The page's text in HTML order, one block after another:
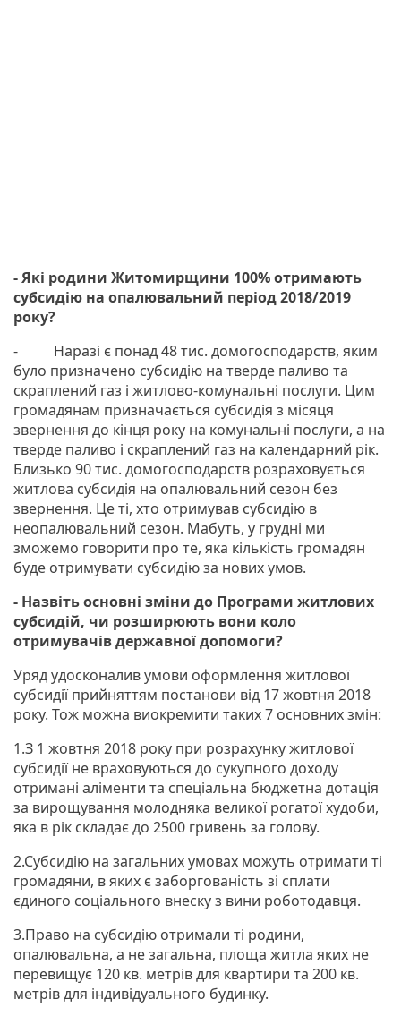
- Які родини Житомирщини 100% отримають
субсидію на опалювальний період 2018/2019
року?
- Наразі є понад 48 тис. домогосподарств, яким
було призначено субсидію на тверде паливо та
скраплений газ і житлово-комунальні послуги. Цим
громадянам призначається субсидія з місяця
звернення до кінця року на комунальні послуги, а на
тверде паливо і скраплений газ на календарний рік.
Близько 90 тис. домогосподарств розраховується
житлова субсидія на опалювальний сезон без
звернення. Це ті, хто отримував субсидію в
неопалювальний сезон. Мабуть, у грудні ми
зможемо говорити про те, яка кількість громадян
буде отримувати субсидію за нових умов.
- Назвіть основні зміни до Програми житлових
субсидій, чи розширюють вони коло
отримувачів державної допомоги?
Уряд удосконалив умови оформлення житлової
субсидії прийняттям постанови від 17 жовтня 2018
року. Тож можна виокремити таких 7 основних змін:
1.З 1 жовтня 2018 року при розрахунку житлової
субсидії не враховуються до сукупного доходу
отримані аліменти та спеціальна бюджетна дотація
за вирощування молодняка великої рогатої худоби,
яка в рік складає до 2500 гривень за голову.
2.Субсидію на загальних умовах можуть отримати ті
громадяни, в яких є заборгованість зі сплати
єдиного соціального внеску з вини роботодавця.
3.Право на субсидію отримали ті родини,
опалювальна, а не загальна, площа житла яких не
перевищує 120 кв. метрів для квартири та 200 кв.
метрів для індивідуального будинку.